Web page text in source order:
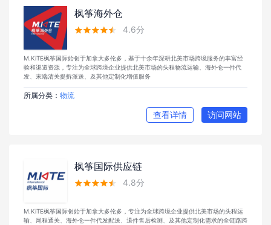
枫筝海外仓
 4.6分
M.KiTE枫筝国际始创于加拿大多伦多，基于十余年深耕北美市场跨境服务的丰富经
验和渠道资源，专注为全球跨境企业提供北美市场的头程物流运输、海外仓一件代
发、末端清关提拆派送、及其他定制化增值服务
所属分类： 物流
查看详情 访问网站
枫筝国际供应链
 4.8分
M.KiTE枫筝国际创始于加拿大多伦多，专注为全球跨境企业提供北美市场的头程运
输、尾程通关、海外仓一件代发配送、退件售后检测、及其他定制化需求的全链路跨